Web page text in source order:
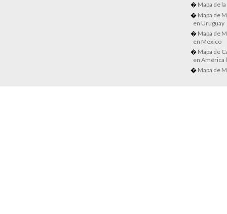
Mapa de
Mapa de
en Uruguay
Mapa de
en México
Mapa de
en América
Mapa de